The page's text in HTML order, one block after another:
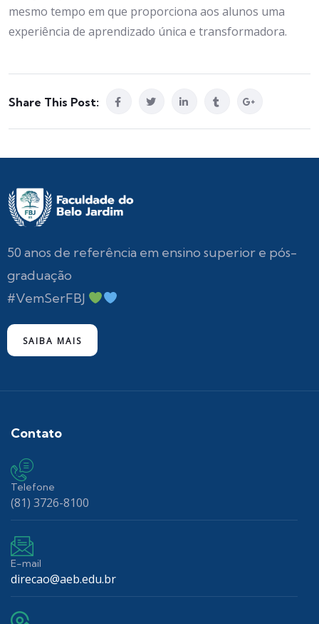
mesmo tempo em que proporciona aos alunos uma
experiência de aprendizado única e transformadora.
Share This Post:
50 anos de referência em ensino superior e pós-
graduação
#VemSerFBJ
SAIBA MAIS
Contato
Telefone
(81) 3726-8100
E-mail
direcao@aeb.edu.br